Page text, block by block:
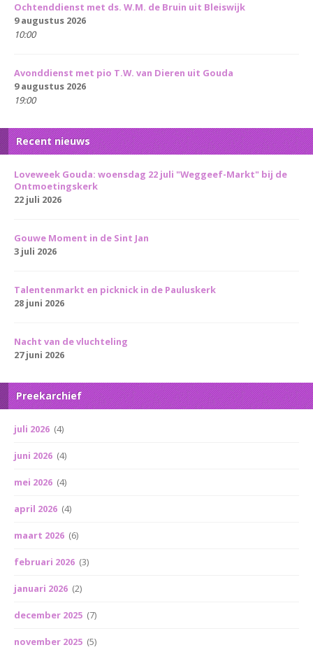
Ochtenddienst met ds. W.M. de Bruin uit Bleiswijk
9 augustus 2026
10:00
Avonddienst met pio T.W. van Dieren uit Gouda
9 augustus 2026
19:00
Recent nieuws
Loveweek Gouda: woensdag 22 juli "Weggeef-Markt" bij de
Ontmoetingskerk
22 juli 2026
Gouwe Moment in de Sint Jan
3 juli 2026
Talentenmarkt en picknick in de Pauluskerk
28 juni 2026
Nacht van de vluchteling
27 juni 2026
Preekarchief
juli 2026 (4)
juni 2026 (4)
mei 2026 (4)
april 2026 (4)
maart 2026 (6)
februari 2026 (3)
januari 2026 (2)
december 2025 (7)
november 2025 (5)